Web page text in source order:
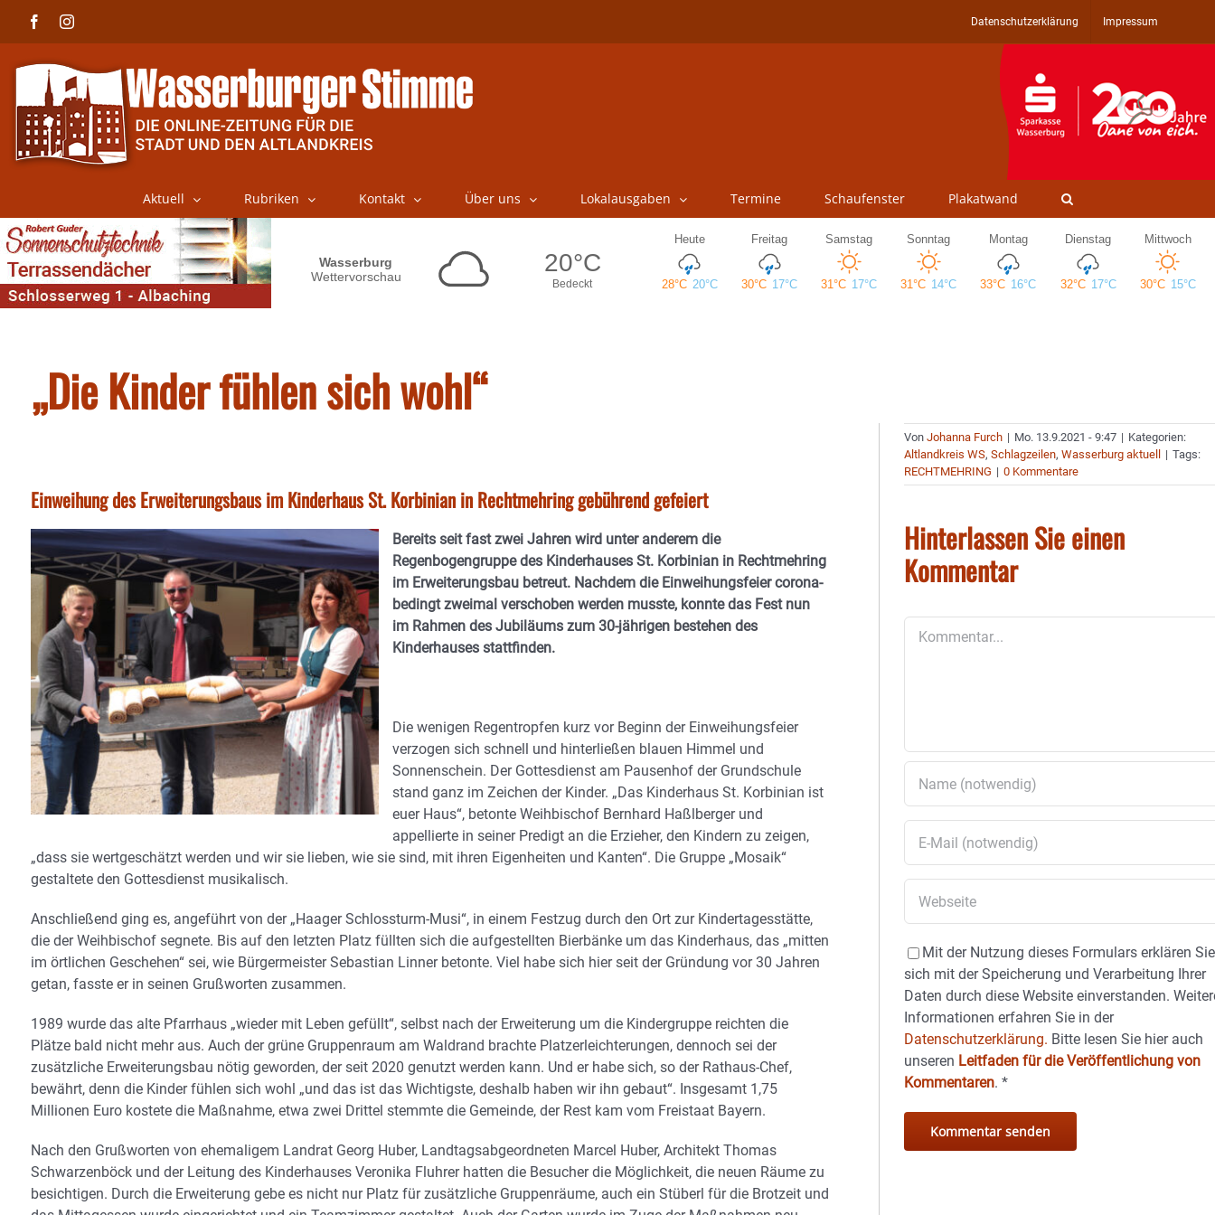
FacebookInstagram Datenschutzerklärung Impressum
Aktuell Rubriken Kontakt Über uns Lokalausgaben Termine Schaufenster Plakatwand
„Die Kinder fühlen sich wohl“
Einweihung des Erweiterungsbaus im Kinderhaus St. Korbinian in Rechtmehring gebührend gefeiert
Bereits seit fast zwei Jahren wird unter anderem die
Regenbogengruppe des Kinderhauses St. Korbinian in Rechtmehring
im Erweiterungsbau betreut. Nachdem die Einweihungsfeier corona-
bedingt zweimal verschoben werden musste, konnte das Fest nun
im Rahmen des Jubiläums zum 30-jährigen bestehen des
Kinderhauses stattfinden.
Die wenigen Regentropfen kurz vor Beginn der Einweihungsfeier
verzogen sich schnell und hinterließen blauen Himmel und
Sonnenschein. Der Gottesdienst am Pausenhof der Grundschule
stand ganz im Zeichen der Kinder. „Das Kinderhaus St. Korbinian ist
euer Haus“, betonte Weihbischof Bernhard Haßlberger und
appellierte in seiner Predigt an die Erzieher, den Kindern zu zeigen,
„dass sie wertgeschätzt werden und wir sie lieben, wie sie sind, mit ihren Eigenheiten und Kanten“. Die Gruppe „Mosaik“
gestaltete den Gottesdienst musikalisch.
Anschließend ging es, angeführt von der „Haager Schlossturm-Musi“, in einem Festzug durch den Ort zur Kindertagesstätte,
die der Weihbischof segnete. Bis auf den letzten Platz füllten sich die aufgestellten Bierbänke um das Kinderhaus, das „mitten
im örtlichen Geschehen“ sei, wie Bürgermeister Sebastian Linner betonte. Viel habe sich hier seit der Gründung vor 30 Jahren
getan, fasste er in seinen Grußworten zusammen.
1989 wurde das alte Pfarrhaus „wieder mit Leben gefüllt“, selbst nach der Erweiterung um die Kindergruppe reichten die
Plätze bald nicht mehr aus. Auch der grüne Gruppenraum am Waldrand brachte Platzerleichterungen, dennoch sei der
zusätzliche Erweiterungsbau nötig geworden, der seit 2020 genutzt werden kann. Und er habe sich, so der Rathaus-Chef,
bewährt, denn die Kinder fühlen sich wohl „und das ist das Wichtigste, deshalb haben wir ihn gebaut“. Insgesamt 1,75
Millionen Euro kostete die Maßnahme, etwa zwei Drittel stemmte die Gemeinde, der Rest kam vom Freistaat Bayern.
Nach den Grußworten von ehemaligem Landrat Georg Huber, Landtagsabgeordneten Marcel Huber, Architekt Thomas
Schwarzenböck und der Leitung des Kinderhauses Veronika Fluhrer hatten die Besucher die Möglichkeit, die neuen Räume zu
besichtigen. Durch die Erweiterung gebe es nicht nur Platz für zusätzliche Gruppenräume, auch ein Stüberl für die Brotzeit und
VonJohanna Furch | Mo. 13.9.2021 - 9:47 | Kategorien:
Altlandkreis WS,Schlagzeilen,Wasserburg aktuell | Tags:
RECHTMEHRING | 0 Kommentare
Hinterlassen Sie einen
Kommentar
Mit der Nutzung dieses Formulars erklären Sie
sich mit der Speicherung und Verarbeitung Ihrer
Daten durch diese Website einverstanden.
Informationen erfahren Sie in der
Datenschutzerklärung. Bitte lesen Sie hier auch
unseren Leitfaden für die Veröffentlichung von
Kommentaren.*